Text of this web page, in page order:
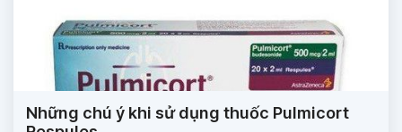
Những chú ý khi sử dụng thuốc Pulmicort